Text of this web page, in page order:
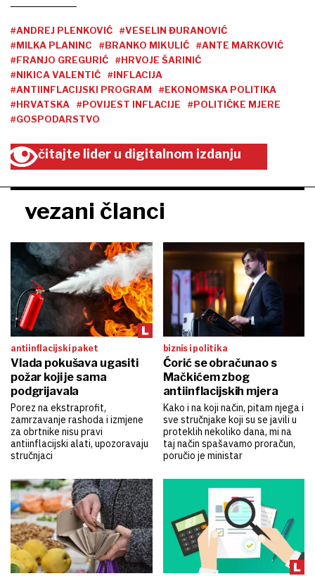
#ANDREJ PLENKOVIĆ
#VESELIN ĐURANOVIĆ
#MILKA PLANINC
#BRANKO MIKULIĆ
#ANTE MARKOVIĆ
#FRANJO GREGURIĆ
#HRVOJE ŠARINIĆ
#NIKICA VALENTIĆ
#INFLACIJA
#ANTIINFLACIJSKI PROGRAM
#EKONOMSKA POLITIKA
#HRVATSKA
#POVIJEST INFLACIJE
#POLITIČKE MJERE
#GOSPODARSTVO
čitajte lider u digitalnom izdanju
vezani članci
antiinflacijski paket
Vlada pokušava ugasiti
požar koji je sama
podgrijavala
Porez na ekstraprofit,
zamrzavanje rashoda i izmjene
za obrtnike nisu pravi
antiinflacijski alati, upozoravaju
stručnjaci
biznis i politika
Ćorić se obračunao s
Mačkićem zbog
antiinflacijskih mjera
Kako i na koji način, pitam njega i
sve stručnjake koji su se javili u
proteklih nekoliko dana, mi na
taj način spašavamo proračun,
poručio je ministar